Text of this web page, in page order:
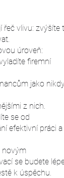
řeč vlivu: zvýšíte
úroveň:
firemní
jako
z nich.
se od
efektivní práci a
novým
se budete
k úspěchu.